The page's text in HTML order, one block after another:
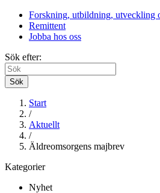
Forskning, utbildning, utveckling
Remittent
Jobba hos oss
Sök efter:
Sök
Start
/
Aktuellt
/
Äldreomsorgens majbrev
Kategorier
Nyhet